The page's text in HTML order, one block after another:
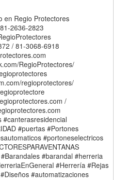
en Regio Protectores
2636-2823
/ 81-3068-6918
RegioProtectores/
regioprotectores/
/
#canterasresidencial
#puertas #Portones
#portoneselectricos
#barandal #herreria
#Herrería #Rejas
#automatizaciones